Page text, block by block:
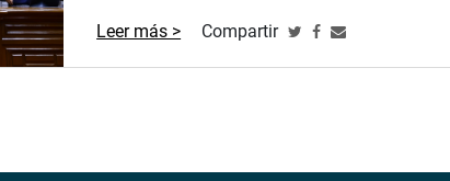
Leer más > Compartir